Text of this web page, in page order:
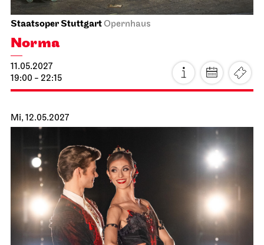
JOiNNord
Noch leben alle, die wir lieben
18:00